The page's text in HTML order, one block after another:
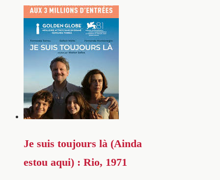
Je suis toujours là (Ainda
estou aqui) : Rio, 1971